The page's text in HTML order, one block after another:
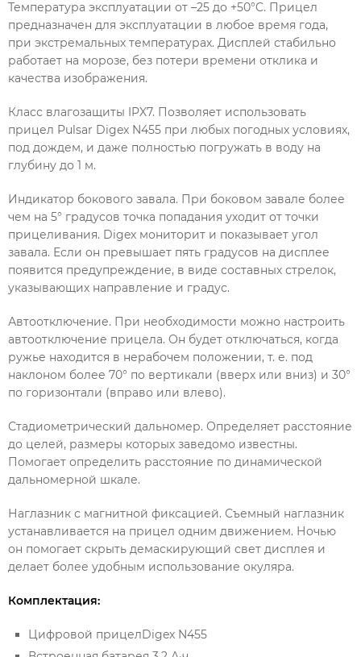
Температура эксплуатации от –25 до +50°C. Прицел
предназначен для эксплуатации в любое время года,
при экстремальных температурах. Дисплей стабильно
работает на морозе, без потери времени отклика и
качества изображения.
Класс влагозащиты IPX7. Позволяет использовать
прицел Pulsar Digex N455 при любых погодных условиях,
под дождем, и даже полностью погружать в воду на
глубину до 1 м.
Индикатор бокового завала. При боковом завале более
чем на 5° градусов точка попадания уходит от точки
прицеливания. Digex мониторит и показывает угол
завала. Если он превышает пять градусов на дисплее
появится предупреждение, в виде составных стрелок,
указывающих направление и градус.
Автоотключение. При необходимости можно настроить
автоотключение прицела. Он будет отключаться, когда
ружье находится в нерабочем положении, т. е. под
наклоном более 70° по вертикали (вверх или вниз) и 30°
по горизонтали (вправо или влево).
Стадиометрический дальномер. Определяет расстояние
до целей, размеры которых заведомо известны.
Помогает определить расстояние по динамической
дальномерной шкале.
Наглазник с магнитной фиксацией. Съемный наглазник
устанавливается на прицел одним движением. Ночью
он помогает скрыть демаскирующий свет дисплея и
делает более удобным использование окуляра.
Комплектация:
Цифровой прицелDigex N455